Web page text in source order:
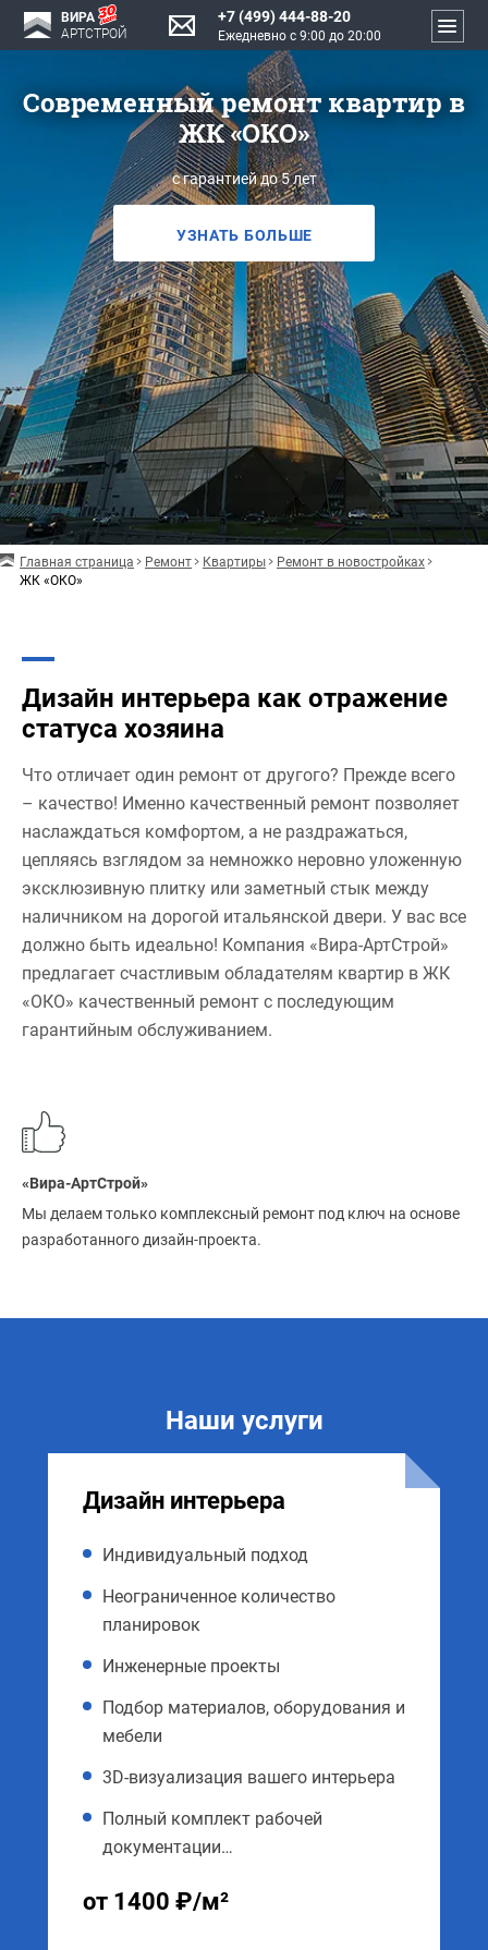
ВИРА
АРТСТРОЙ
+7 (499) 444-88-20
Ежедневно с 9:00 до 20:00
Современный ремонт квартир в
ЖК «ОКО»
с гарантией до 5 лет
УЗНАТЬ БОЛЬШЕ
Главная страница Ремонт Квартиры
Ремонт в новостройках
ЖК «ОКО»
Дизайн интерьера как отражение
статуса хозяина
Что отличает один ремонт от другого? Прежде всего
– качество! Именно качественный ремонт позволяет
наслаждаться комфортом, а не раздражаться,
цепляясь взглядом за немножко неровно уложенную
эксклюзивную плитку или заметный стык между
наличником на дорогой итальянской двери. У вас все
должно быть идеально! Компания «Вира-АртСтрой»
предлагает счастливым обладателям квартир в ЖК
«ОКО» качественный ремонт с последующим
гарантийным обслуживанием.
«Вира-АртСтрой»
Мы делаем только комплексный ремонт под ключ на основе
разработанного дизайн-проекта.
Наши услуги
Дизайн интерьера
Индивидуальный подход
Неограниченное количество
планировок
Инженерные проекты
Подбор материалов, оборудования и
мебели
3D-визуализация вашего интерьера
Полный комплект рабочей
документации…
от 1400 ₽/м²